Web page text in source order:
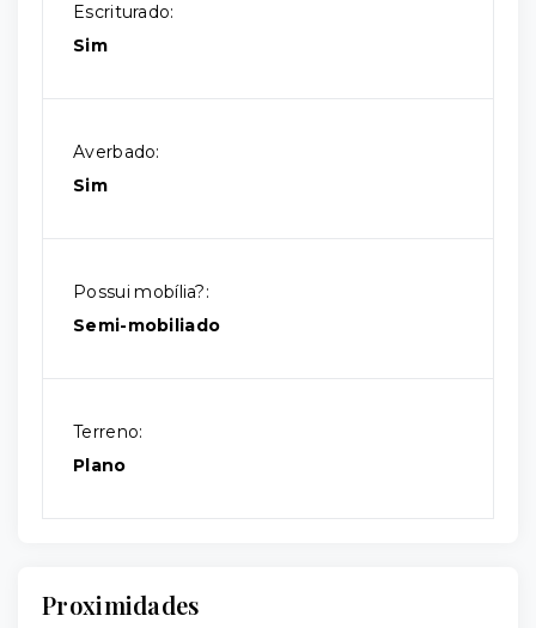
Escriturado:
Sim
Averbado:
Sim
Possui mobília?:
Semi-mobiliado
Terreno:
Plano
Proximidades